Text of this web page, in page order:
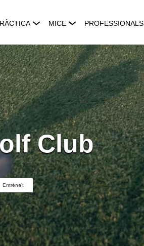
MICE PROFESSIONALS
Club
Entrena't